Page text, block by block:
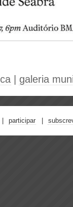
galeria
participar